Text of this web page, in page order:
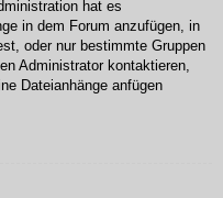
hat es
in dem Forum anzufügen, in
oder nur bestimmte Gruppen
Administrator kontaktieren,
Dateianhänge anfügen